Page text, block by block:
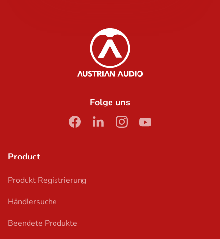
Austrian Audio
Folge uns
facebook
linkedininstagram
youtube
Product
Produkt Registrierung
Händlersuche
Beendete Produkte